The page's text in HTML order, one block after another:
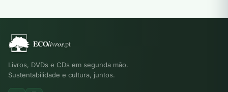
Livros, DVDs e CDs em segunda mão.
Sustentabilidade e cultura, juntos.